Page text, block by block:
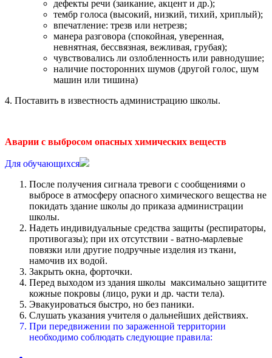
дефекты речи (заикание, акцент и др.);
тембр голоса (высокий, низкий, тихий, хриплый);
впечатление: трезв или нетрезв;
манера разговора (спокойная, уверенная,
невнятная, бессвязная, вежливая, грубая);
чувствовались ли озлобленность или равнодушие;
наличие посторонних шумов (другой голос, шум
машин или тишина)
4. Поставить в известность администрацию школы.
Аварии с выбросом опасных химических веществ
Для обучающихся
После получения сигнала тревоги с сообщениями о
выбросе в атмосферу опасного химического вещества не
покидать здание школы до приказа администрации
школы.
Надеть индивидуальные средства защиты (респираторы,
противогазы); при их отсутствии - ватно-марлевые
повязки или другие подручные изделия из ткани,
намочив их водой.
Закрыть окна, форточки.
Перед выходом из здания школы максимально защитите
кожные покровы (лицо, руки и др. части тела).
Эвакуироваться быстро, но без паники.
Слушать указания учителя о дальнейших действиях.
При передвижении по зараженной территории
необходимо соблюдать следующие правила: